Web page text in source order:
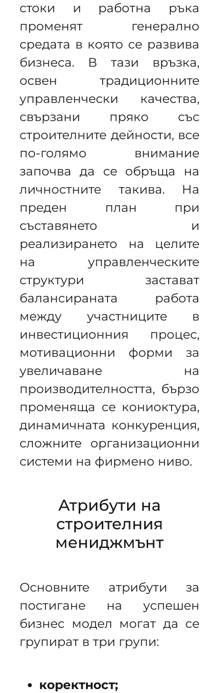
стоки и работна ръка
променят генерално
средата в която се развива
бизнеса. В тази връзка,
освен традиционните
управленчески качества,
свързани пряко със
строителните дейности, все
по-голямо внимание
започва да се обръща на
личностните такива. На
преден план при
съставянето и
реализирането на целите
на управленческите
структури застават
балансираната работа
между участниците в
инвестиционния процес,
мотивационни форми за
увеличаване на
производителността, бързо
променяща се кониоктура,
динамичната конкуренция,
сложните организационни
системи на фирмено ниво.
Атрибути на
строителния
мениджмънт
Основните атрибути за
постигане на успешен
бизнес модел могат да се
групират в три групи:
коректност;